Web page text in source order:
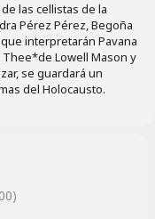
las cellistas de la
Pérez Pérez, Begoña
interpretarán Pavana
Thee*de Lowell Mason y
se guardará un
del Holocausto.